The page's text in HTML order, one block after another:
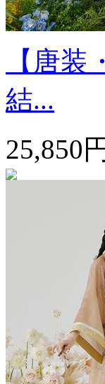
【唐
結...
25,850円